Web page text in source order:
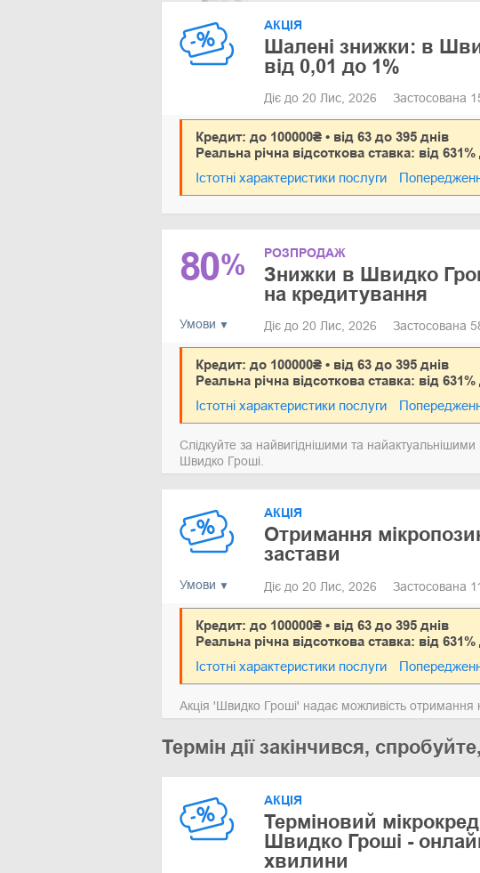
АКЦІЯ
Шалені знижки: в
від 0,01 до 1%
Діє до 20 Лис, 2026 Застосована
Кредит: до 100000₴ • від 63 до 395 днів
Реальна річна відсоткова ставка: від
Істотні характеристики послуги
80%
Умови
РОЗПРОДАЖ
Знижки в Швидко
на кредитування
Діє до 20 Лис, 2026 Застосована
Кредит: до 100000₴ • від 63 до 395 днів
Реальна річна відсоткова ставка: від
Істотні характеристики послуги
Слідкуйте за найвигіднішими та
Швидко Гроші.
Умови
АКЦІЯ
Отримання
застави
Діє до 20 Лис, 2026 Застосована
Кредит: до 100000₴ • від 63 до 395 днів
Реальна річна відсоткова ставка: від
Істотні характеристики послуги
Акція 'Швидко Гроші' надає можливість отримання
Термін дії закінчився,
АКЦІЯ
Терміновий
Швидко Гроші -
хвилини